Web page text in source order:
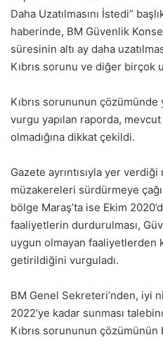
Daha Uzatılmasını İstedi”
haberinde, BM Güvenlik
süresinin altı ay daha
Kıbrıs sorunu ve diğer
Kıbrıs sorununun
vurgu yapılan raporda,
olmadığına dikkat çekildi.
Gazete ayrıntısıyla yer
müzakereleri sürdürmeye
bölge Maraş’ta ise Ekim
faaliyetlerin durdurulması,
uygun olmayan faaliyetlerden
getirildiğini vurguladı.
BM Genel Sekreteri’nden, iyi
2022’ye kadar sunması
Kıbrıs sorununun